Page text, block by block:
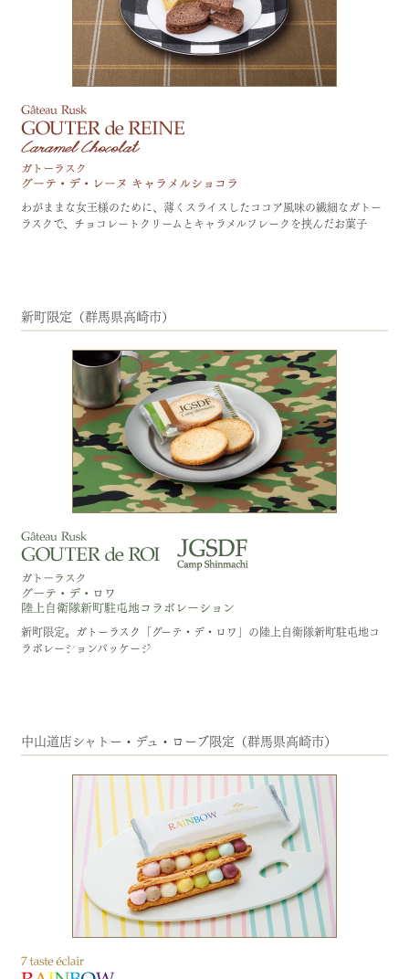
わがままな女王様のために、薄くスライスしたココア風味の繊細なガトー
ラスクで、チョコレートクリームとキャラメルフレークを挟んだお菓子
新町限定（群馬県高崎市）
新町限定。ガトーラスク「グーテ・デ・ロワ」の陸上自衛隊新町駐屯地コ
ラボレーションパッケージ
中山道店シャトー・デュ・ローブ限定（群馬県高崎市）